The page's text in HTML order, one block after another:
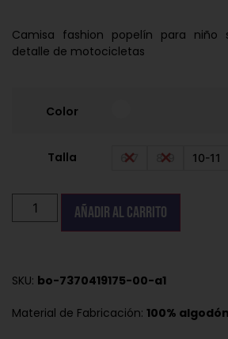
Camisa fashion popelín para
detalle de motocicletas
Color
Talla 6-7 8-9 10-11
Añadir al carrito
SKU: bo-7370419175-00-a1
Material de Fabricación: 100% algodón